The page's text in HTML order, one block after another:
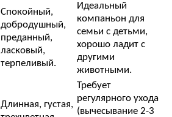
Спокойный,
добродушный,
преданный,
ласковый,
терпеливый.
Идеальный
компаньон для
семьи с детьми,
хорошо ладит с
другими
животными.
Длинная, густая,
Требует
регулярного ухода
(вычесывание 2-3